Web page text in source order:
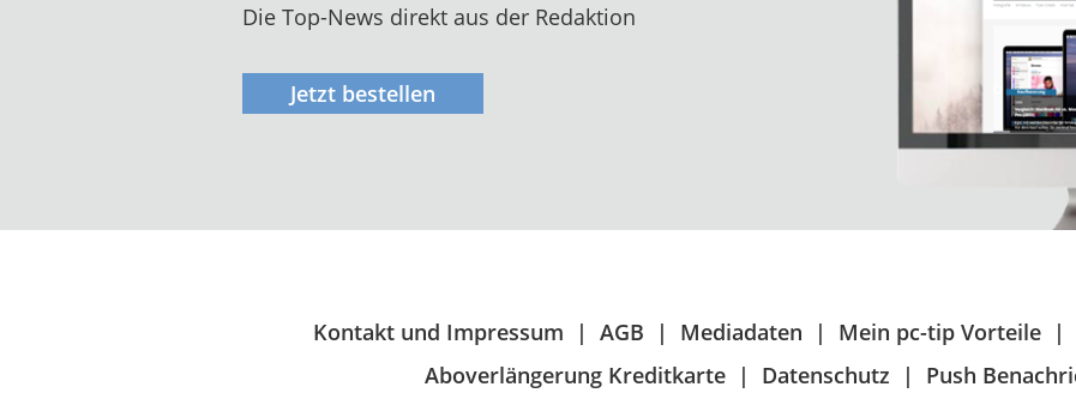
Die Top-News direkt aus der Redaktion
Jetzt bestellen
Kontakt und Impressum AGB Mediadaten Mein pc-tip Vorteile
Aboverlängerung Kreditkarte
Datenschutz Push